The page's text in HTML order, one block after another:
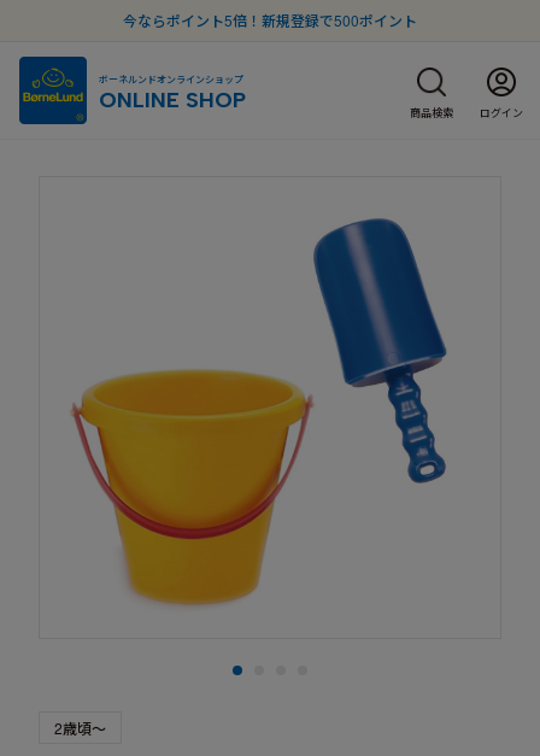
今ならポイント5倍！新規登録で500ポイント
ボーネルンドオンラインショップ
ONLINE SHOP 商品検索 ログイン
2歳頃～